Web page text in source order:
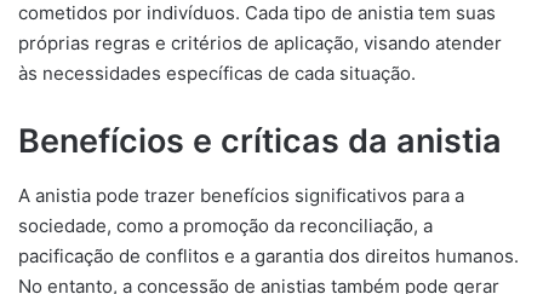
cometidos por indivíduos. Cada tipo de anistia tem suas
próprias regras e critérios de aplicação, visando atender
às necessidades específicas de cada situação.
Benefícios e críticas da anistia
A anistia pode trazer benefícios significativos para a
sociedade, como a promoção da reconciliação, a
pacificação de conflitos e a garantia dos direitos humanos.
No entanto, a concessão de anistias também pode gerar